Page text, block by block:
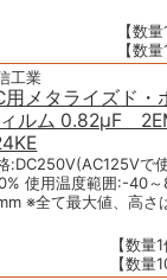
【数
【数
工業
用メタライズド・
ルム 0.82μF
:DC250V(AC125Vで
使用温度範囲:-40
※全て最大値、高さ
【数量
【数